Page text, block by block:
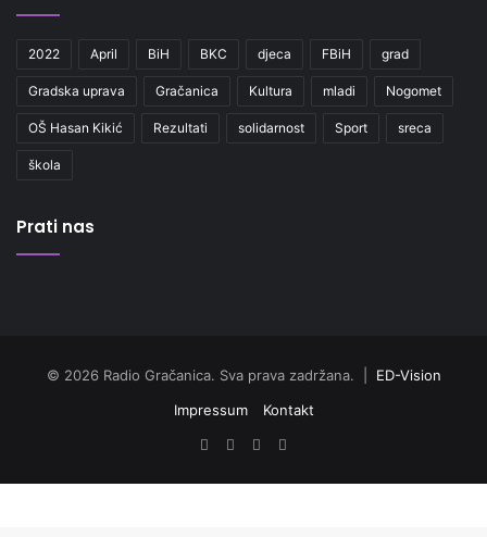
2022 April BiH BKC djeca FBiH grad
Gradska uprava Gračanica Kultura mladi Nogomet
OŠ Hasan Kikić Rezultati solidarnost Sport sreca
škola
Prati nas
© 2026 Radio Gračanica. Sva prava zadržana. | ED-Vision
Impressum
Kontakt